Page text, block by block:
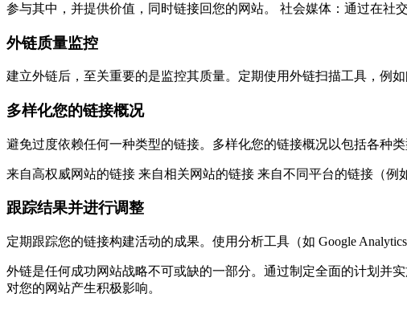
参与其中，并提供价值，同时链接回您的网站。 社会媒体：通过在社
外链质量监控
建立外链后，至关重要的是监控其质量。定期使用外链扫描工具，例
多样化您的链接概况
避免过度依赖任何一种类型的链接。多样化您的链接概况以包括各种类
来自高权威网站的链接 来自相关网站的链接 来自不同平台的链接（例
跟踪结果并进行调整
定期跟踪您的链接构建活动的成果。使用分析工具（如 Google
外链是任何成功网站战略不可或缺的一部分。通过制定全面的计划并
对您的网站产生积极影响。